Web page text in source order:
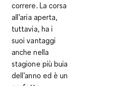
correre. La corsa
all’aria aperta,
tuttavia, ha i
suoi vantaggi
anche nella
stagione più buia
dell’anno ed è un